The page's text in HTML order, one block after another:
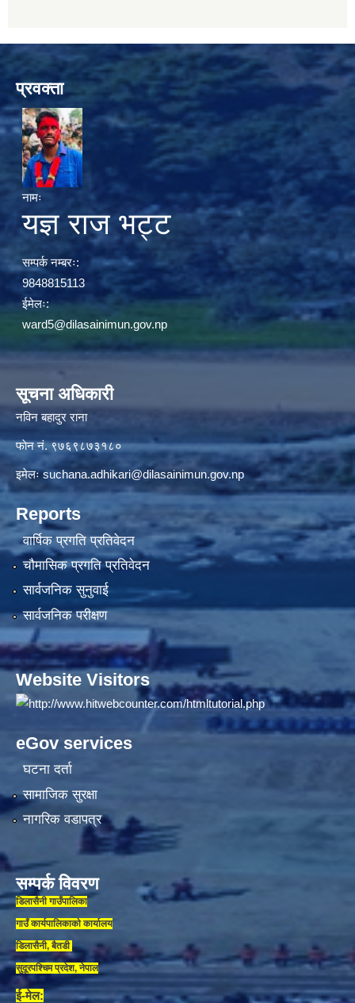
प्रवक्ता
नामः
यज्ञ राज भट्ट
सम्पर्क नम्बरः:
9848815113
ईमेलः:
ward5@dilasainimun.gov.np
सूचना अधिकारी
नविन बहादुर राना
फाेन नं. ९७६९८७३१८०
इमेलःsuchana.adhikari@dilasainimun.gov.np
Reports
वार्षिक प्रगति प्रतिवेदन
चौमासिक प्रगति प्रतिवेदन
सार्वजनिक सुनुवाई
सार्वजनिक परीक्षण
Website Visitors
eGov services
घटना दर्ता
सामाजिक सुरक्षा
नागरिक वडापत्र
सम्पर्क विवरण
डिलासैनी गाउँपालिका
गाउँ कार्यपालिकाकाे कार्यालय
डिलासैनी, बैतडी
सुदूरपश्चिम प्रदेश, नेपाल
ई-मेल: